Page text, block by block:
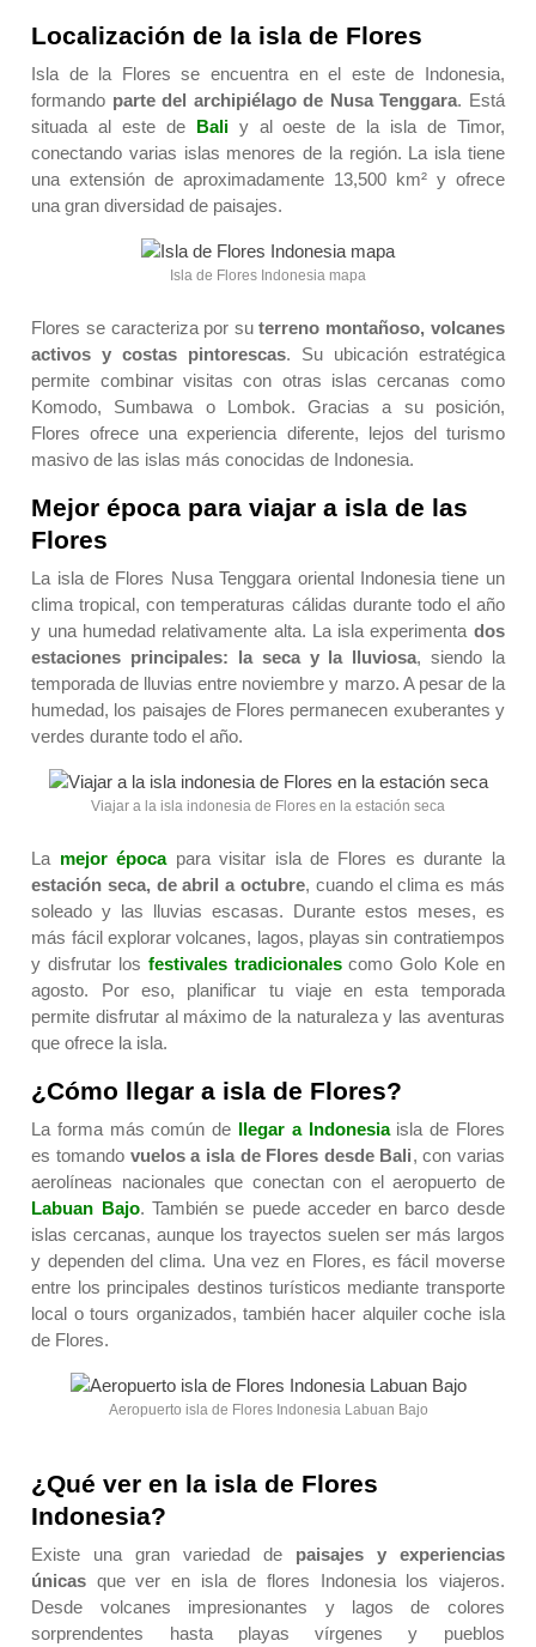
Localización de la isla de Flores
Isla de la Flores se encuentra en el este de Indonesia,
formando parte del archipiélago de Nusa Tenggara. Está
situada al este de Baliy al oeste de la isla de Timor,
conectando varias islas menores de la región. La isla tiene
una extensión de aproximadamente 13,500 km² y ofrece
una gran diversidad de paisajes.
Isla de Flores Indonesia mapa
Flores se caracteriza por suterreno montañoso, volcanes
activos y costas pintorescas. Su ubicación estratégica
permite combinar visitas con otras islas cercanas como
Komodo, Sumbawa o Lombok. Gracias a su posición,
Flores ofrece una experiencia diferente, lejos del turismo
masivo de las islas más conocidas de Indonesia.
Mejor época para viajar a isla de las
Flores
La isla de Flores Nusa Tenggara oriental Indonesia tiene un
clima tropical, con temperaturas cálidas durante todo el año
y una humedad relativamente alta. La isla experimenta dos
estaciones principales: la seca y la lluviosa, siendo la
temporada de lluvias entre noviembre y marzo. A pesar de la
humedad, los paisajes de Flores permanecen exuberantes y
verdes durante todo el año.
Viajar a la isla indonesia de Flores en la estación seca
La mejor épocapara visitar isla de Flores es durante la
estación seca, de abril a octubre, cuando el clima es más
soleado y las lluvias escasas. Durante estos meses, es
más fácil explorar volcanes, lagos, playas sin contratiempos
y disfrutar los festivales tradicionalescomo Golo Kole en
agosto. Por eso, planificar tu viaje en esta temporada
permite disfrutar al máximo de la naturaleza y las aventuras
que ofrece la isla.
¿Cómo llegar a isla de Flores?
La forma más común de llegar a Indonesiaisla de Flores
es tomando vuelos a isla de Flores desde Bali, con varias
aerolíneas nacionales que conectan con el aeropuerto de
Labuan Bajo. También se puede acceder en barco desde
islas cercanas, aunque los trayectos suelen ser más largos
y dependen del clima. Una vez en Flores, es fácil moverse
entre los principales destinos turísticos mediante transporte
local o tours organizados, también hacer alquiler coche isla
de Flores.
Aeropuerto isla de Flores Indonesia Labuan Bajo
¿Qué ver en la isla de Flores
Indonesia?
Existe una gran variedad de paisajes y experiencias
únicas que ver en isla de flores Indonesia los viajeros.
Desde volcanes impresionantes y lagos de colores
sorprendentes hasta playas vírgenes y pueblos